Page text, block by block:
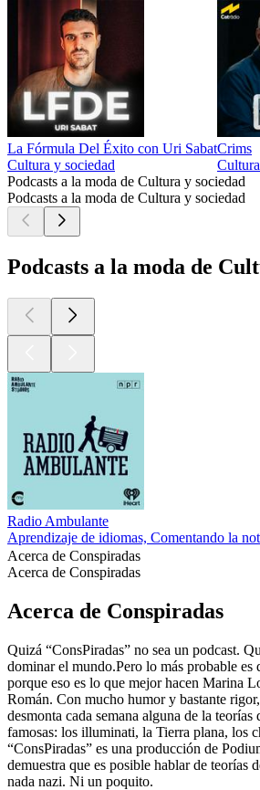
La Fórmula Del Éxito con Uri Sabat
Cultura y sociedad
Crims
Podcasts a la moda de Cultura y sociedad
Podcasts a la moda de Cultura y sociedad
Podcasts a la moda de
Radio Ambulante
Aprendizaje de idiomas, Comentando la
Acerca de Conspiradas
Acerca de Conspiradas
Acerca de Conspiradas
Quizá “ConsPiradas” no sea un podcast.
dominar el mundo.Pero lo más probable es
porque eso es lo que mejor hacen Marina
Román. Con mucho humor y bastante
desmonta cada semana alguna de la
famosas: los illuminati, la Tierra plana, los
“ConsPiradas” es una producción de
demuestra que es posible hablar de teorías
nada nazi. Ni un poquito.